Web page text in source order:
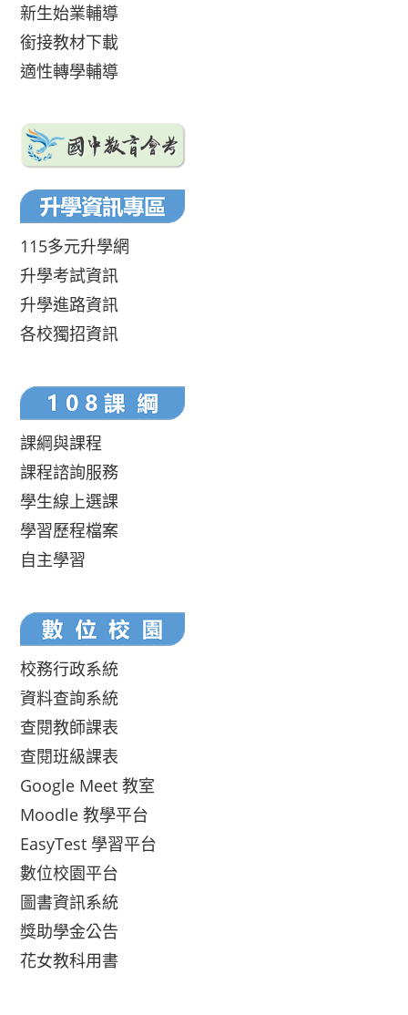
新生始業輔導
銜接教材下載
適性轉學輔導
115多元升學網
升學考試資訊
升學進路資訊
各校獨招資訊
課綱與課程
課程諮詢服務
學生線上選課
學習歷程檔案
自主學習
校務行政系統
資料查詢系統
查閱教師課表
查閱班級課表
Google Meet 教室
Moodle 教學平台
EasyTest 學習平台
數位校園平台
圖書資訊系統
獎助學金公告
花女教科用書